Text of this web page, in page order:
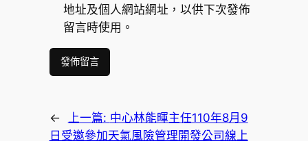
地址及個人網站網址，以供下次發佈
留言時使用。
← 上一篇: 中心林能暉主任110年8月9
日受邀參加天氣風險管理開發公司線上